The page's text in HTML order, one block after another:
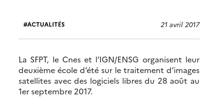
ACTUALITÉS 21 avril 2017
La SFPT, le Cnes et l’IGN/ENSG organisent leur
deuxième école d’été sur le traitement d’images
satellites avec des logiciels libres du 28 août au
1er septembre 2017.